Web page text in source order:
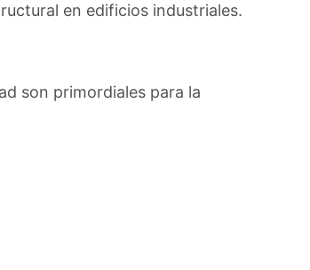
en edificios industriales.
son primordiales para la